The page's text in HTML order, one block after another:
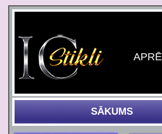
SĀKUMS